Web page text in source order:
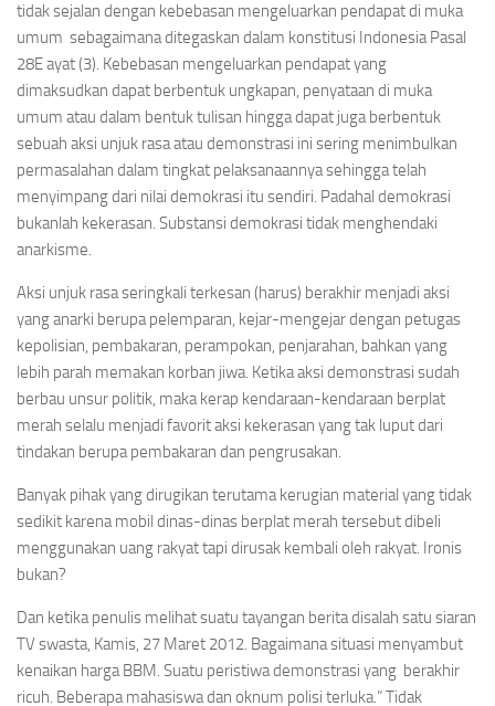
tidak sejalan dengan kebebasan mengeluarkan pendapat di muka
umum sebagaimana ditegaskan dalam konstitusi Indonesia Pasal
28E ayat (3). Kebebasan mengeluarkan pendapat yang
dimaksudkan dapat berbentuk ungkapan, penyataan di muka
umum atau dalam bentuk tulisan hingga dapat juga berbentuk
sebuah aksi unjuk rasa atau demonstrasi ini sering menimbulkan
permasalahan dalam tingkat pelaksanaannya sehingga telah
menyimpang dari nilai demokrasi itu sendiri. Padahal demokrasi
bukanlah kekerasan. Substansi demokrasi tidak menghendaki
anarkisme.
Aksi unjuk rasa seringkali terkesan (harus) berakhir menjadi aksi
yang anarki berupa pelemparan, kejar-mengejar dengan petugas
kepolisian, pembakaran, perampokan, penjarahan, bahkan yang
lebih parah memakan korban jiwa. Ketika aksi demonstrasi sudah
berbau unsur politik, maka kerap kendaraan-kendaraan berplat
merah selalu menjadi favorit aksi kekerasan yang tak luput dari
tindakan berupa pembakaran dan pengrusakan.
Banyak pihak yang dirugikan terutama kerugian material yang tidak
sedikit karena mobil dinas-dinas berplat merah tersebut dibeli
menggunakan uang rakyat tapi dirusak kembali oleh rakyat. Ironis
bukan?
Dan ketika penulis melihat suatu tayangan berita disalah satu siaran
TV swasta, Kamis, 27 Maret 2012. Bagaimana situasi menyambut
kenaikan harga BBM. Suatu peristiwa demonstrasi yang berakhir
ricuh. Beberapa mahasiswa dan oknum polisi terluka.” Tidak